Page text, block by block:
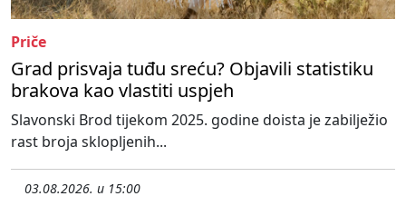
Priče
Grad prisvaja tuđu sreću? Objavili statistiku
brakova kao vlastiti uspjeh
Slavonski Brod tijekom 2025. godine doista je zabilježio
rast broja sklopljenih...
03.08.2026. u 15:00